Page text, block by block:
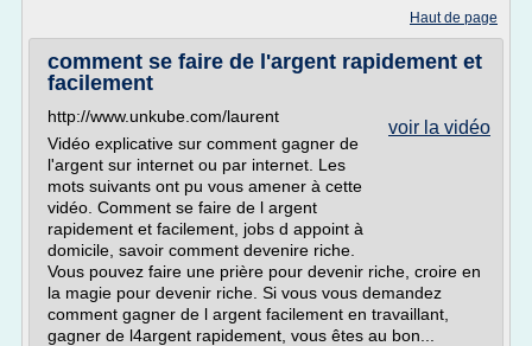
Haut de page
comment se faire de l'argent rapidement et
facilement
voir la vidéo
http://www.unkube.com/laurent
Vidéo explicative sur comment gagner de
l'argent sur internet ou par internet. Les
mots suivants ont pu vous amener à cette
vidéo. Comment se faire de l argent
rapidement et facilement, jobs d appoint à
domicile, savoir comment devenire riche.
Vous pouvez faire une prière pour devenir riche, croire en
la magie pour devenir riche. Si vous vous demandez
comment gagner de l argent facilement en travaillant,
gagner de l4argent rapidement, vous êtes au bon...